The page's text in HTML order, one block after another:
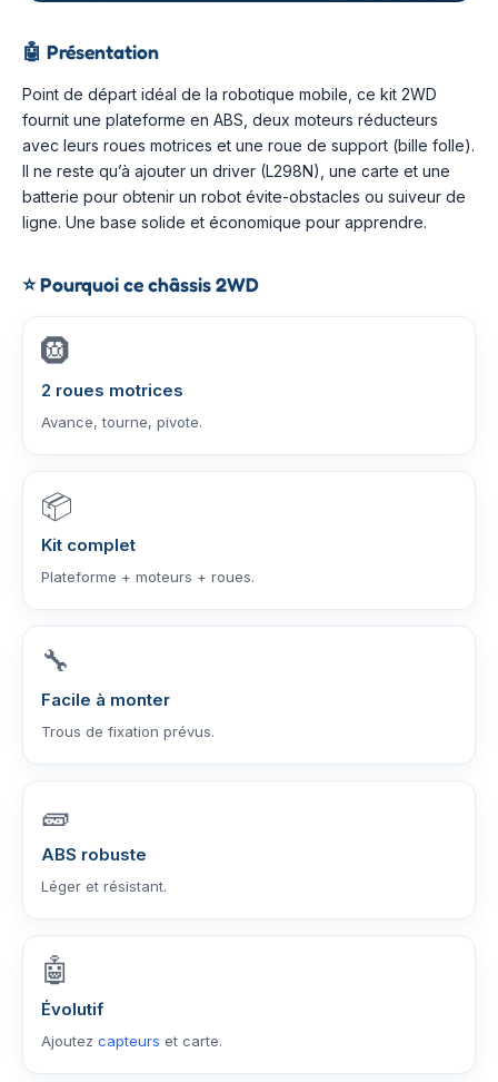
🤖 Présentation
Point de départ idéal de la robotique mobile, ce kit 2WD
fournit une plateforme en ABS, deux moteurs réducteurs
avec leurs roues motrices et une roue de support (bille folle).
Il ne reste qu’à ajouter un driver (L298N), une carte et une
batterie pour obtenir un robot évite-obstacles ou suiveur de
ligne. Une base solide et économique pour apprendre.
⭐Pourquoi ce châssis 2WD
🛞
2 roues motrices
Avance, tourne, pivote.
📦
Kit complet
Plateforme + moteurs + roues.
🔧
Facile à monter
Trous de fixation prévus.
🧱
ABS robuste
Léger et résistant.
🤖
Évolutif
Ajoutez capteurs et carte.